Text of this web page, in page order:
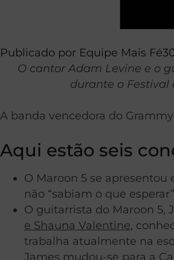
Publicado por Equipe Mais Fé
O cantor Adam Levine e o
durante o Festival
A banda vencedora do
Aqui estão seis
O Maroon 5 se apresentou
não “sabiam o que
O guitarrista do Maroon 5,
e Shauna Valentine,
trabalha atualmente na
James mudou-se para a